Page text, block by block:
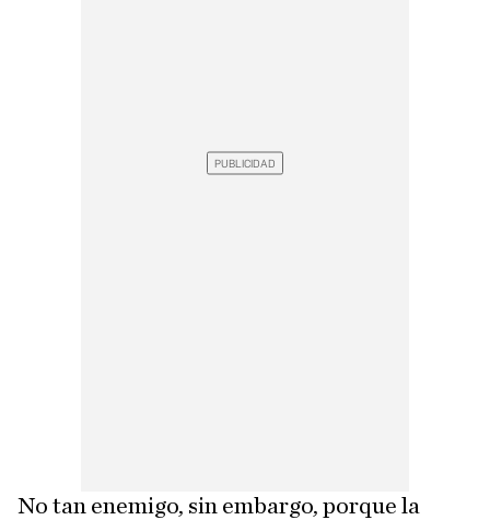
No tan enemigo, sin embargo, porque la